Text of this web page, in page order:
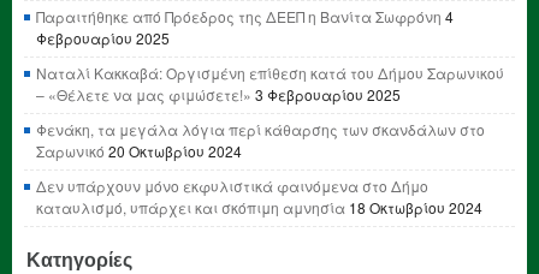
Παραιτήθηκε από Πρόεδρος της ΔΕΕΠ η Βανίτα Σωφρόνη 4
Φεβρουαρίου 2025
Ναταλί Κακκαβά: Οργισμένη επίθεση κατά του Δήμου Σαρωνικού
– «Θέλετε να μας φιμώσετε!» 3 Φεβρουαρίου 2025
Φενάκη, τα μεγάλα λόγια περί κάθαρσης των σκανδάλων στο
Σαρωνικό 20 Οκτωβρίου 2024
Δεν υπάρχουν μόνο εκφυλιστικά φαινόμενα στο Δήμο
καταυλισμό, υπάρχει και σκόπιμη αμνησία 18 Οκτωβρίου 2024
Κατηγορίες